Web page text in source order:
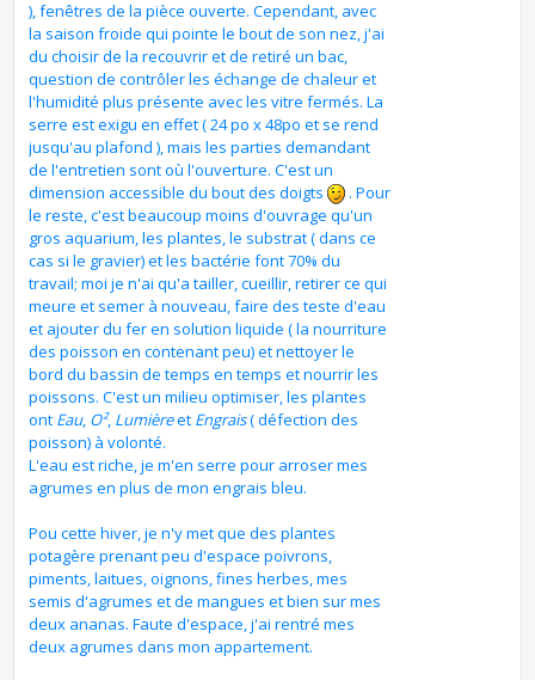
), fenêtres de la pièce ouverte. Cependant, avec
la saison froide qui pointe le bout de son nez, j'ai
du choisir de la recouvrir et de retiré un bac,
question de contrôler les échange de chaleur et
l'humidité plus présente avec les vitre fermés. La
serre est exigu en effet ( 24 po x 48po et se rend
jusqu'au plafond ), mais les parties demandant
de l'entretien sont où l'ouverture. C'est un
dimension accessible du bout des doigts
. Pour
le reste, c'est beaucoup moins d'ouvrage qu'un
gros aquarium, les plantes, le substrat ( dans ce
cas si le gravier) et les bactérie font 70% du
travail; moi je n'ai qu'a tailler, cueillir, retirer ce qui
meure et semer à nouveau, faire des teste d'eau
et ajouter du fer en solution liquide ( la nourriture
des poisson en contenant peu) et nettoyer le
bord du bassin de temps en temps et nourrir les
poissons. C'est un milieu optimiser, les plantes
ont Eau, O², Lumièreet Engrais( défection des
poisson) à volonté.
L'eau est riche, je m'en serre pour arroser mes
agrumes en plus de mon engrais bleu.
Pou cette hiver, je n'y met que des plantes
potagère prenant peu d'espace poivrons,
piments, laitues, oignons, fines herbes, mes
semis d'agrumes et de mangues et bien sur mes
deux ananas. Faute d'espace, j'ai rentré mes
deux agrumes dans mon appartement.